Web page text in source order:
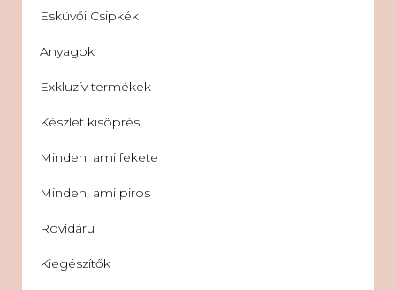
Esküvői Csipkék
Anyagok
Exkluzív termékek
Készlet kisöprés
Minden, ami fekete
Minden, ami piros
Rövidáru
Kiegészítők